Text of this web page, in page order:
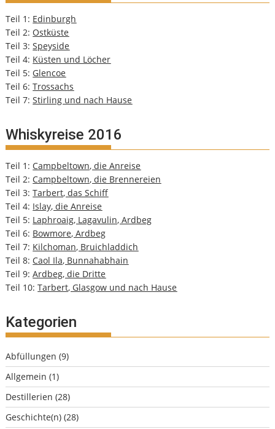
Teil 1: Edinburgh
Teil 2: Ostküste
Teil 3:Speyside
Teil 4: Küsten und Löcher
Teil 5: Glencoe
Teil 6:Trossachs
Teil 7:Stirling und nach Hause
Whiskyreise 2016
Teil 1: Campbeltown, die Anreise
Teil 2: Campbeltown, die Brennereien
Teil 3:Tarbert, das Schiff
Teil 4: Islay, die Anreise
Teil 5: Laphroaig, Lagavulin, Ardbeg
Teil 6: Bowmore, Ardbeg
Teil 7: Kilchoman, Bruichladdich
Teil 8: Caol Ila, Bunnahabhain
Teil 9:Ardbeg, die Dritte
Teil 10:Tarbert, Glasgow und nach Hause
Kategorien
Abfüllungen (9)
Allgemein (1)
Destillerien (28)
Geschichte(n) (28)